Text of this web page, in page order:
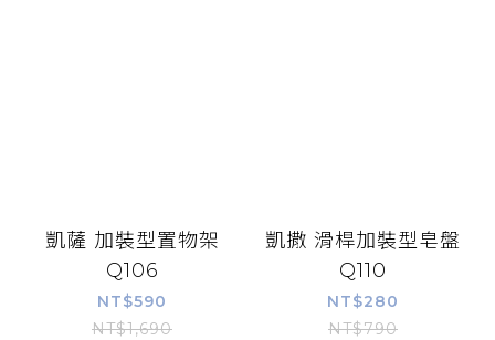
凱薩 加裝型置物架
Q106
NT$590
NT$1,690
凱撒 滑桿加裝型皂盤
Q110
NT$280
NT$790